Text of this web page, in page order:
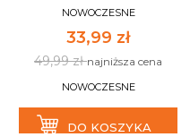
NOWOCZESNE
33,99 zł
49,99 złnajniższa cena
NOWOCZESNE
DO KOSZYKA